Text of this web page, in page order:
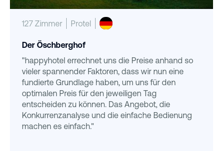
127 Zimmer Protel
Der Öschberghof
"happyhotel errechnet uns die Preise anhand so
vieler spannender Faktoren, dass wir nun eine
fundierte Grundlage haben, um uns für den
optimalen Preis für den jeweiligen Tag
entscheiden zu können. Das Angebot, die
Konkurrenzanalyse und die einfache Bedienung
machen es einfach."